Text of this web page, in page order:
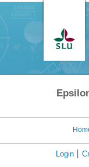
Login